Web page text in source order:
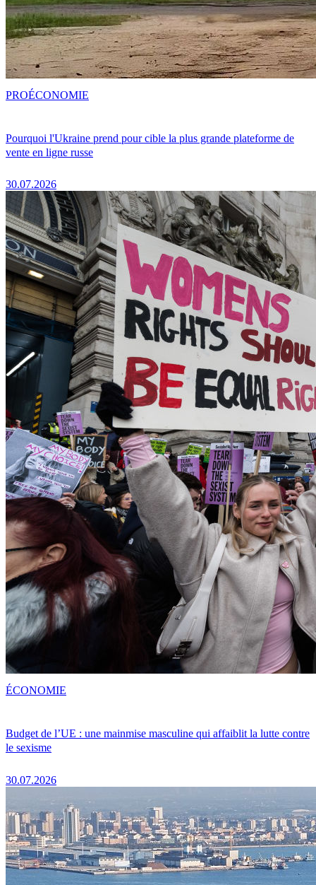
Pourquoi l'Ukraine prend pour cible la plus grande plateforme de
vente en ligne russe
30.07.2026
PROÉCONOMIE
Budget de l’UE : une mainmise masculine qui affaiblit la lutte contre
le sexisme
30.07.2026
ÉCONOMIE